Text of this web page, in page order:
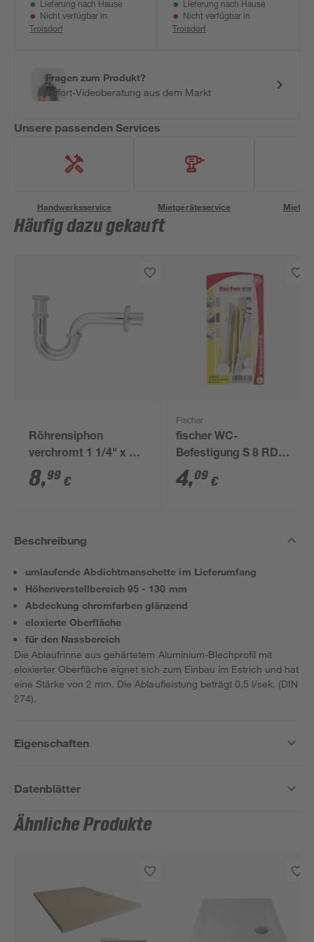
sandstein 100 x 140
x 4 cm
Lieferung nach Hause
Nicht verfügbar in
Troisdorf
Lieferung nach Hause
Nicht verfügbar in
Troisdorf
Fragen zum Produkt?
Sofort-Videoberatung aus dem Markt
Unsere passenden Services
Handwerksservice Mietgeräteservice
Häufig dazu gekauft
Röhrensiphon
verchromt 1 1/4" x 32
mm
8,99 €
Fischer
fischer WC-
Befestigung S 8 RD
80 2 Stück
4,09 €
Beschreibung
umlaufende Abdichtmanschette im Lieferumfang
Höhenverstellbereich 95 - 130 mm
Abdeckung chromfarben glänzend
eloxierte Oberfläche
für den Nassbereich
Die Ablaufrinne aus gehärtetem Aluminium-Blechprofil mit
eloxierter Oberfläche eignet sich zum Einbau im Estrich und hat
eine Stärke von 2 mm. Die Ablaufleistung beträgt 0,5 l/sek. (DIN
274).
Eigenschaften
Datenblätter
Ähnliche Produkte